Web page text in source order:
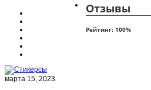
Отзывы
Рейтинг:100%
марта 15, 2023